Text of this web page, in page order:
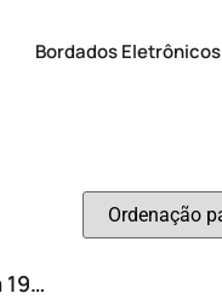
Bordados Eletrônicos
Camiseta 2315, Bermuda 1915 e Calça Feminina